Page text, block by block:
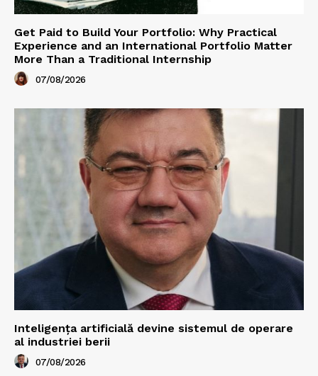
Get Paid to Build Your Portfolio: Why Practical
Experience and an International Portfolio Matter
More Than a Traditional Internship
07/08/2026
Inteligența artificială devine sistemul de operare
al industriei berii
07/08/2026